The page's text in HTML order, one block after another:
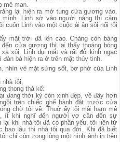
mê man.
lại hiện ra mở tung cửa gương vào,
Linh sờ vào người nàng thì cảm
cuốn Linh vào một cuộc ái ân sôi nổi rồi
mặt trời đã lên cao. Chàng còn bàng
cửa gương thì lại thấy thoáng bóng
xôi. Linh dụi mắt và rất đỗi kinh ngạc
đàn bà hiện ra ở trên mặt thủy tinh.
nhìn vẻ mặt sửng sốt, bơ phờ của Linh
nhà tôi,
thong thả kể:
đang thời kỳ còn xinh đẹp, về đây hơn
trên chiếc ghế bành đặt trước cửa
chờ tôi về. Thuở ấy tôi mải ham mê
ít khi nghĩ đến người vợ cần đến sự
khi nhà tôi đã có phần yếu, tôi liền từ
bao lâu thì nhà tôi qua đời. Khi đã biết
chỉ còn trong lòng một hình ảnh in trên